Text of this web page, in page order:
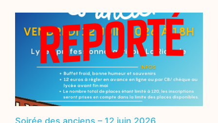
Soirée des anciens – 12 juin 2026